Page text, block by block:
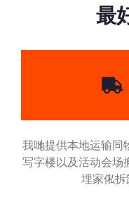
最
我哋提供本地运输同
写字楼以及活动会场
埋家俬拆